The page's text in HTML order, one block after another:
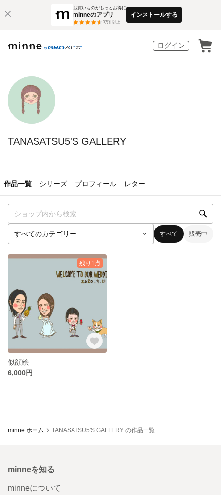
お買いものがもっとお得に
minneのアプリ
3万件以上
インストールする
ログイン
TANASATSU5'S GALLERY
作品一覧 シリーズ プロフィール レター
すべて 販売中
残り1点
似顔絵
6,000円
minne ホーム TANASATSU5'S GALLERY の作品一覧
minneを知る
minneについて